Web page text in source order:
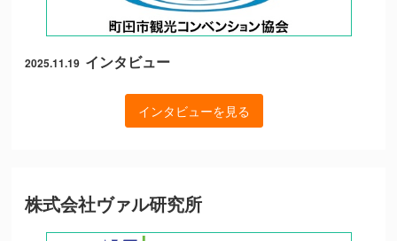
2025.11.19 インタビュー
インタビューを見る
株式会社ヴァル研究所